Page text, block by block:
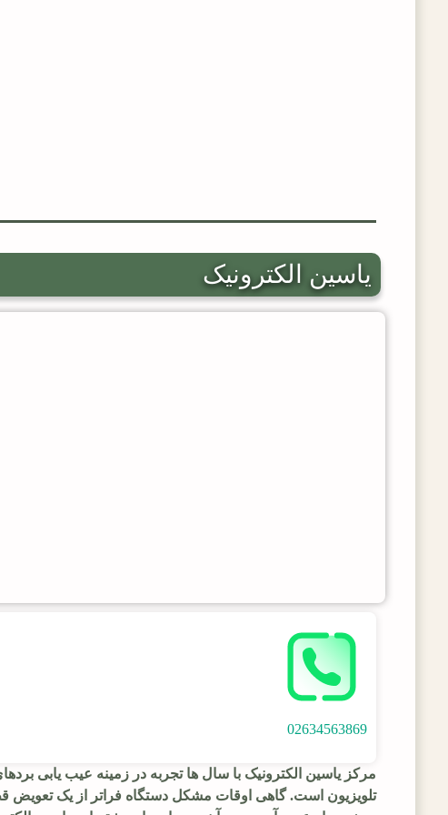
یاسین الکترونیک
02634563869
مرکز یاسین الکترونیک با سال ها تجربه در زمینه عیب یابی
تلویزیون است. گاهی اوقات مشکل دستگاه فراتر از یک تعویض